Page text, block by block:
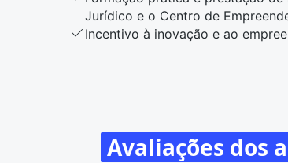
Jurídico e o Centro de
Incentivo à inovação e ao
Avaliações dos